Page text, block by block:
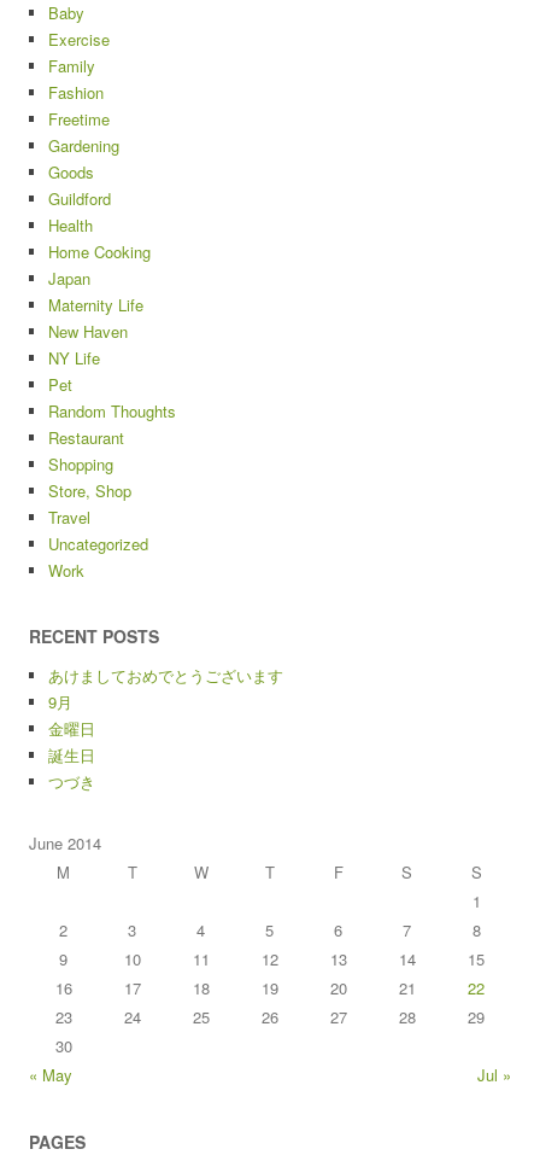
Baby
Exercise
Family
Fashion
Freetime
Gardening
Goods
Guildford
Health
Home Cooking
Japan
Maternity Life
New Haven
NY Life
Pet
Random Thoughts
Restaurant
Shopping
Store, Shop
Travel
Uncategorized
Work
RECENT POSTS
あけましておめでとうございます
9月
金曜日
誕生日
つづき
June 2014
M
T W T F S
S
1
2
3 4 5 6 7
8
9
10 11 12 13 14
15
16
17 18 19 20 21
22
23
24 25 26 27 28
29
30
« May
Jul »
PAGES